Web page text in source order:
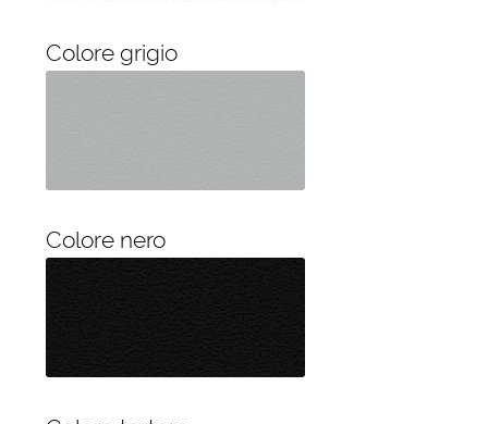
Colore grigio
Colore nero